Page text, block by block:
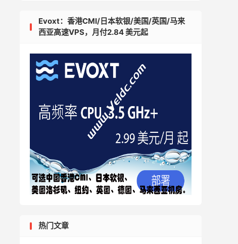
Evoxt：香港CMI/日本软银/美国/英国/马来
西亚高速VPS，月付2.84 美元起
热门文章